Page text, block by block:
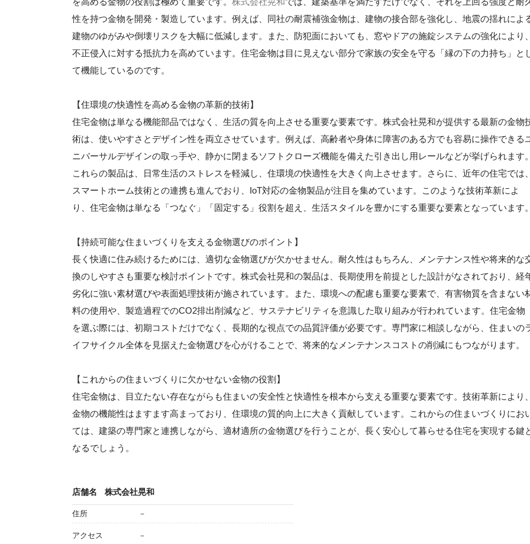
性を持つ金物を開発・製造しています。例えば、同社の耐震補強金物は、建物の接合部を強化し、地震の揺れによ
建物のゆがみや倒壊リスクを大幅に低減します。また、防犯面においても、窓やドアの施錠システムの強化により、
不正侵入に対する抵抗力を高めています。住宅金物は目に見えない部分で家族の安全を守る「縁の下の力持ち」と
て機能しているのです。
【住環境の快適性を高める金物の革新的技術】
住宅金物は単なる機能部品ではなく、生活の質を向上させる重要な要素です。株式会社晃和が提供する最新の金物
術は、使いやすさとデザイン性を両立させています。例えば、高齢者や身体に障害のある方でも容易に操作できる
ニバーサルデザインの取っ手や、静かに閉まるソフトクローズ機能を備えた引き出し用レールなどが挙げられます。
これらの製品は、日常生活のストレスを軽減し、住環境の快適性を大きく向上させます。さらに、近年の住宅では、
スマートホーム技術との連携も進んでおり、IoT対応の金物製品が注目を集めています。このような技術革新によ
り、住宅金物は単なる「つなぐ」「固定する」役割を超え、生活スタイルを豊かにする重要な要素となっています。
【持続可能な住まいづくりを支える金物選びのポイント】
長く快適に住み続けるためには、適切な金物選びが欠かせません。耐久性はもちろん、メンテナンス性や将来的な
換のしやすさも重要な検討ポイントです。株式会社晃和の製品は、長期使用を前提とした設計がなされており、経
劣化に強い素材選びや表面処理技術が施されています。また、環境への配慮も重要な要素で、有害物質を含まない
料の使用や、製造過程でのCO2排出削減など、サステナビリティを意識した取り組みが行われています。住宅金物
を選ぶ際には、初期コストだけでなく、長期的な視点での品質評価が必要です。専門家に相談しながら、住まいの
イフサイクル全体を見据えた金物選びを心がけることで、将来的なメンテナンスコストの削減にもつながります。
【これからの住まいづくりに欠かせない金物の役割】
住宅金物は、目立たない存在ながらも住まいの安全性と快適性を根本から支える重要な要素です。技術革新により、
金物の機能性はますます高まっており、住環境の質的向上に大きく貢献しています。これからの住まいづくりにお
ては、建築の専門家と連携しながら、適材適所の金物選びを行うことが、長く安心して暮らせる住宅を実現する鍵
なるでしょう。
店舗名 株式会社晃和
住所 －
アクセス －